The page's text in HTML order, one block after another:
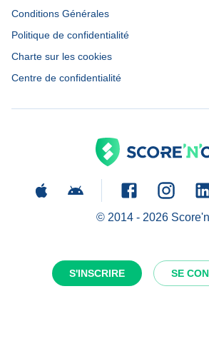
S'INSCRIRE SE
Conditions Générales
Politique de confidentialité
Charte sur les cookies
Centre de confidentialité
© 2014 - 2026